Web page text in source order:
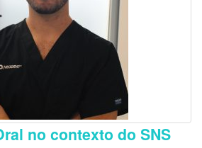
no contexto do SNS